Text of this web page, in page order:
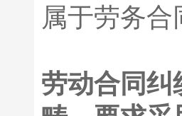
属于劳务合
劳动合同纠